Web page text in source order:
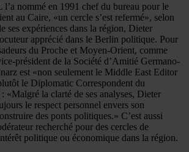
nommé en 1991 chef du bureau pour le
au Caire, «un cercle s’est refermé», selon
ses expériences dans la région, Dieter
apprécié dans le Berlin politique. Pour
du Proche et Moyen-Orient, comme
président de la Société d’Amitié Germano-
est «non seulement le Middle East Editor
le Diplomatic Correspondent du
«Malgré la clarté de ses analyses, Dieter
le respect personnel envers son
des ponts politiques.» C’est aussi
recherché pour des cercles de
politique ou économique dans la région.